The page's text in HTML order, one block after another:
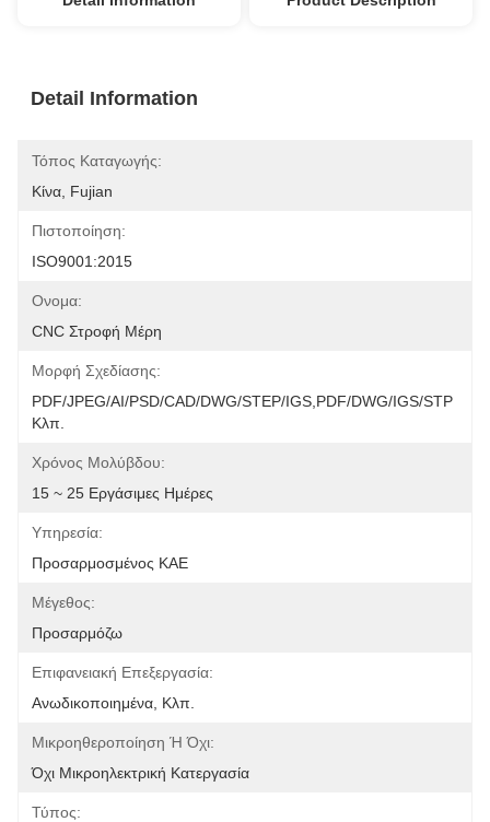
Detail Information
Τόπος Καταγωγής:
Κίνα, Fujian
Πιστοποίηση:
ISO9001:2015
Ονομα:
CNC Στροφή Μέρη
Μορφή Σχεδίασης:
PDF/JPEG/AI/PSD/CAD/DWG/STEP/IGS,PDF/DWG/IGS/STP
Κλπ.
Χρόνος Μολύβδου:
15 ~ 25 Εργάσιμες Ημέρες
Υπηρεσία:
Προσαρμοσμένος ΚΑΕ
Μέγεθος:
Προσαρμόζω
Επιφανειακή Επεξεργασία:
Ανωδικοποιημένα, Κλπ.
Μικροηθεροποίηση Ή Όχι:
Όχι Μικροηλεκτρική Κατεργασία
Τύπος: